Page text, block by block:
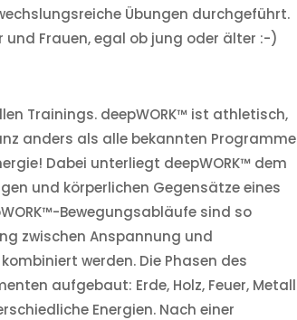
Übungen durchgeführt.
Frauen, egal ob jung oder älter :-)
Trainings. deepWORK™ ist athletisch,
anders als alle bekannten Programme
Dabei unterliegt deepWORK™ dem
und körperlichen Gegensätze eines
Bewegungsabläufe sind so
zwischen Anspannung und
werden. Die Phasen des
aufgebaut: Erde, Holz, Feuer, Metall
Energien. Nach einer